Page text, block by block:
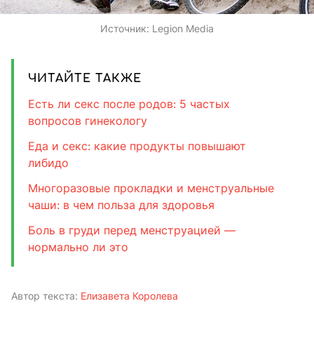
Источник: Legion Media
ЧИТАЙТЕ ТАКЖЕ
Есть ли секс после родов: 5 частых
вопросов гинекологу
Еда и секс: какие продукты повышают
либидо
Многоразовые прокладки и менструальные
чаши: в чем польза для здоровья
Боль в груди перед менструацией —
нормально ли это
Автор текста: Елизавета Королева